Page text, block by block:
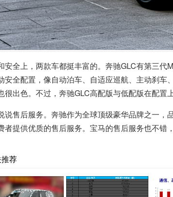
安全上，两款车都挺丰富的。奔驰GLC有第三
安全配置，像自动泊车、自适应巡航、主动刹
很出色。不过，奔驰GLC高配版与低配版在配置
说售后服务。奔驰作为全球顶级豪华品牌之一
者提供优质的售后服务。宝马的售后服务也不错
荐